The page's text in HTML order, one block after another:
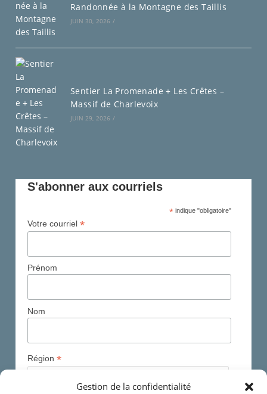
Gestion de la confidentialité
Randonnée à la Montagne des Taillis
JUIN 30, 2026 /
Sentier La Promenade + Les Crêtes –
Massif de Charlevoix
JUIN 29, 2026 /
S'abonner aux courriels
*indique "obligatoire"
Votre courriel*
Prénom
Nom
Région*